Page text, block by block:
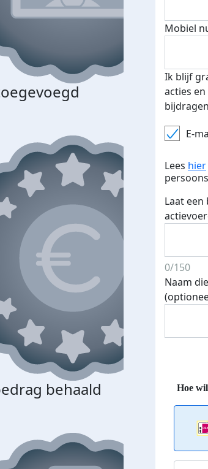
behaald
€500
verdiend
Mobiel
Ik blijf
acties
E-
Lees hier
Laat
0/150
Naam